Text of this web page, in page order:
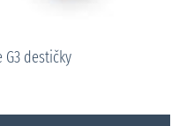
G3 destičky